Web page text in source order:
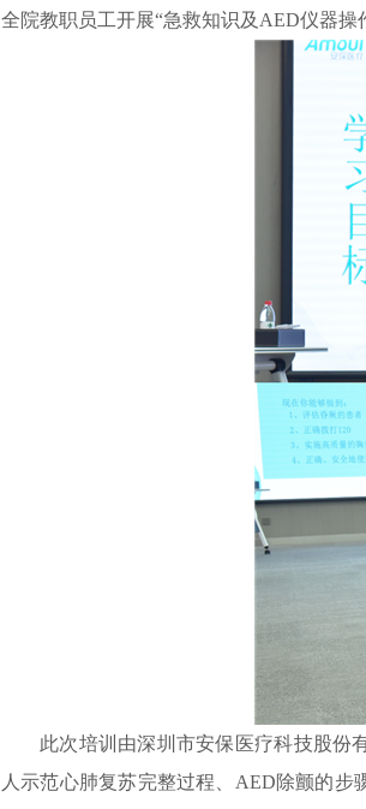
全院教职员工开展“急救知识及AED仪器操
此次培训由深圳市安保医疗科技股份
人 示范心肺复苏完整过程、AED除颤的步